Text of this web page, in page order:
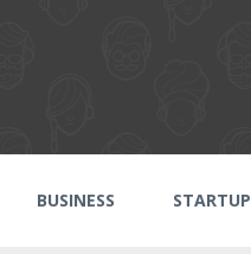
BUSINESS STARTUP